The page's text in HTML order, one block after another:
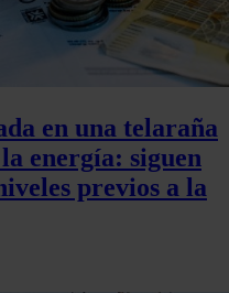
en una telaraña
energía: siguen
previos a la